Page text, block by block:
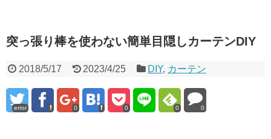
突っ張り棒を使わない簡単目隠しカーテンDIY
2018/5/17 2023/4/25 DIY, カーテン
error 0 0 0 0